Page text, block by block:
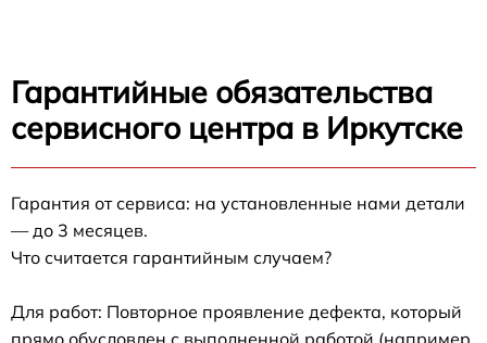
Гарантийные обязательства
сервисного центра в Иркутске
Гарантия от сервиса: на установленные нами детали
— до 3 месяцев.
Что считается гарантийным случаем?
Для работ: Повторное проявление дефекта, который
прямо обусловлен с выполненной работой (например,